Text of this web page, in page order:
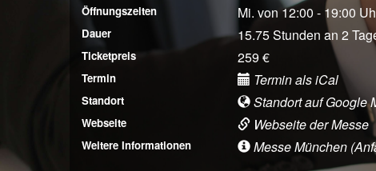
Öffnungszeiten Mi. von 12:00 - 19:00
Dauer 15.75 Stunden an 2
Ticketpreis 259 €
Termin Termin als iCal
Standort Standort auf Google
Webseite Webseite der Messe
Weitere Informationen Messe München